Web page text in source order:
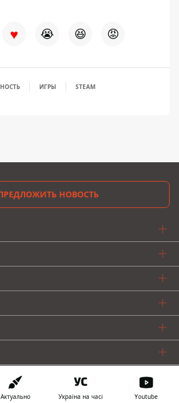
♥ 😭 😆 😡
ИГРЫ STEAM
НОВОСТЬ
Актуально Україна на часі Youtube